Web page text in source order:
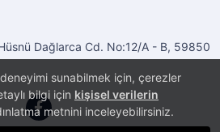
sunabilmek için, çerezler
bilgi için kişisel verilerin
metnini inceleyebilirsiniz.
Dağlarca Cd. No:12/A - B, 59850